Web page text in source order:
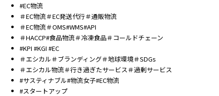
#EC物流
＃EC物流＃EC発送代行＃通販物流
＃EC物流＃OMS#WMS#API
＃HACCP#食品物流＃冷凍食品＃コールドチェーン
#KPI #KGI #EC
＃エシカル＃ブランディング＃地球環境＃SDGs
＃エシカル物流＃行き過ぎたサービス＃過剰サービス
#サスティナブル#物流女子#EC物流
#スタートアップ